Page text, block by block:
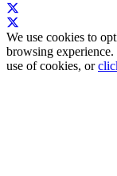
We use cookies to
browsing
use of cookies, or